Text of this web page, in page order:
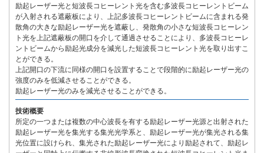
励起レーザー光と短波長コヒーレント光を含む多波長コヒーレントビーム
が入射される遮蔽板により、上記多波長コヒーレントビームに含まれる発
散角の大きな励起レーザー光を遮蔽し、発散角の小さな短波長コヒーレン
ト光を上記遮蔽板の開口を介して通過させることにより、多波長コヒーレ
ントビームから励起光成分を減光した短波長コヒーレント光を取り出すこ
とができる。
上記開口の下流に同様の開口を設置することで段階的に励起レーザー光の
強度のみを低減させることができる。
励起レーザー光のみを減光させることができる。
技術概要
所定の一つまたは複数の中心波長を有する励起レーザー光源と出射された
励起レーザー光を集光する集光光学系と、励起レーザー光が集光される集
光位置に設けられ、集光された励起レーザー光により励起されて、励起レ